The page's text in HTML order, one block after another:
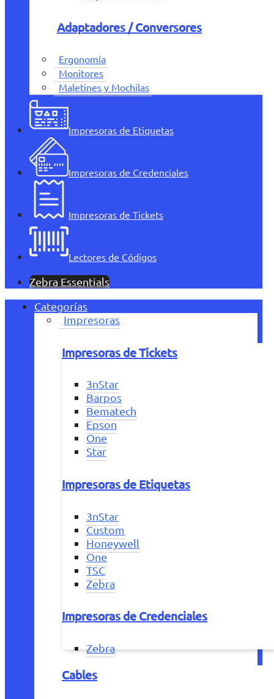
Adaptadores / Conversores
Ergonomía
Monitores
Maletines y Mochilas
Impresoras de Etiquetas
Impresoras de Credenciales
Impresoras de Tickets
Lectores de Códigos
Zebra Essentials
Categorías
Impresoras
Impresoras de Tickets
3nStar
Barpos
Bematech
Epson
One
Star
Impresoras de Etiquetas
3nStar
Custom
Honeywell
One
TSC
Zebra
Impresoras de Credenciales
Zebra
Cables